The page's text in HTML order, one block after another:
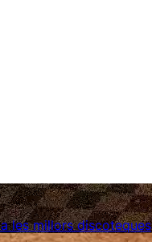
les millors discoteques